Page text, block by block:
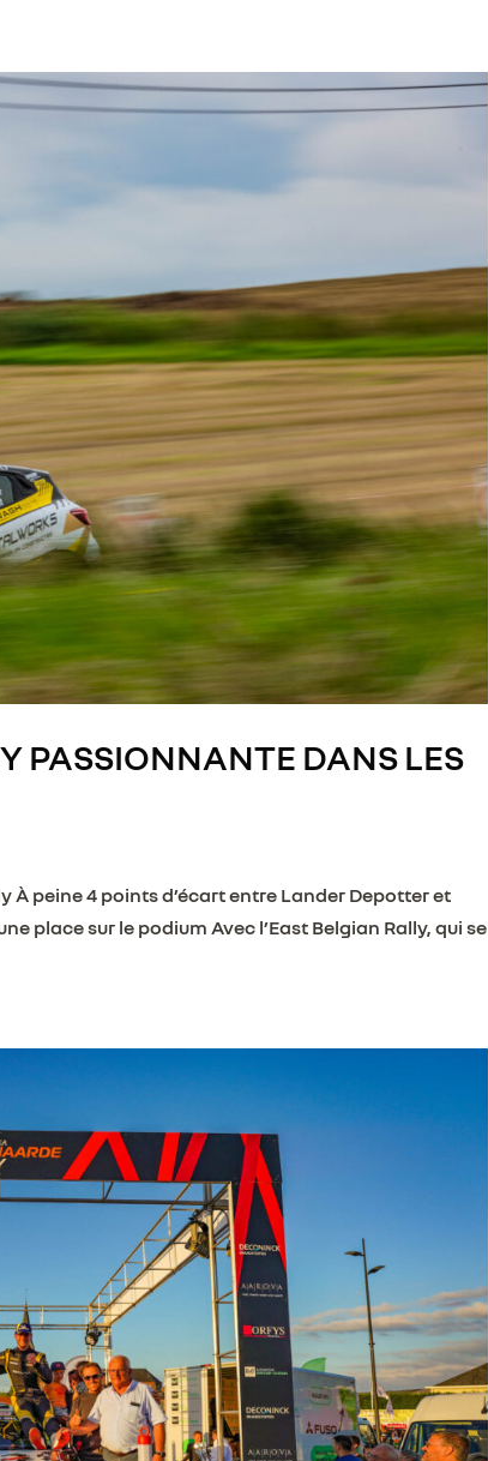
PASSIONNANTE DANS LES
À peine 4 points d’écart entre Lander Depotter et
place sur le podium Avec l’East Belgian Rally, qui se